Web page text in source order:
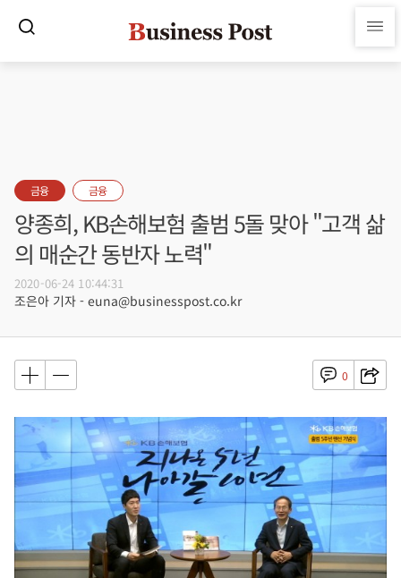
금융 금융
양종희, KB손해보험 출범 5돌 맞아 "고객 삶
의 매순간 동반자 노력"
2020-06-24 10:44:31
조은아 기자 - euna@businesspost.co.kr
0